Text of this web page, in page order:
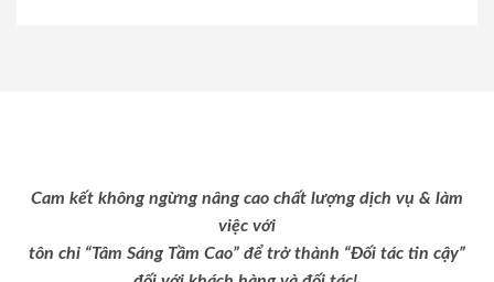
Cam kết không ngừng nâng cao chất lượng dịch vụ & làm
việc với
tôn chỉ “Tâm Sáng Tầm Cao” để trở thành “Đối tác tin cậy”